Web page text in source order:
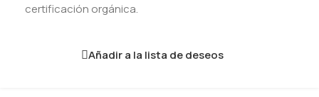
certificación orgánica.
Añadir a la lista de deseos